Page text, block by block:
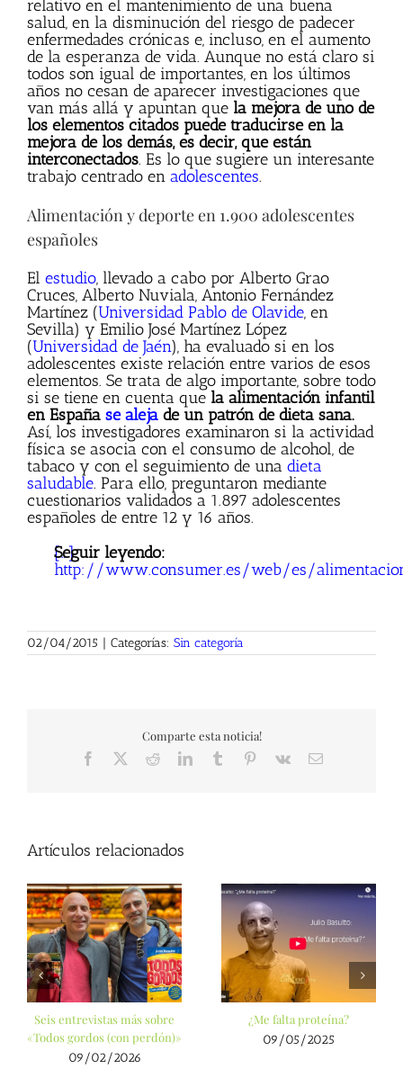
relativo en el mantenimiento de una buena
salud, en la disminución del riesgo de padecer
enfermedades crónicas e, incluso, en el aumento
de la esperanza de vida. Aunque no está claro si
todos son igual de importantes, en los últimos
años no cesan de aparecer investigaciones que
van más allá y apuntan que la mejora de uno de
los elementos citados puede traducirse en la
mejora de los demás, es decir, que están
interconectados. Es lo que sugiere un interesante
trabajo centrado en adolescentes.
Alimentación y deporte en 1.900 adolescentes
españoles
El estudio, llevado a cabo por Alberto Grao
Cruces, Alberto Nuviala, Antonio Fernández
Martínez (Universidad Pablo de Olavide, en
Sevilla) y Emilio José Martínez López
(Universidad de Jaén), ha evaluado si en los
adolescentes existe relación entre varios de esos
elementos. Se trata de algo importante, sobre todo
si se tiene en cuenta que la alimentación infantil
en España se aleja de un patrón de dieta sana.
Así, los investigadores examinaron si la actividad
física se asocia con el consumo de alcohol, de
tabaco y con el seguimiento de una dieta
saludable. Para ello, preguntaron mediante
cuestionarios validados a 1.897 adolescentes
españoles de entre 12 y 16 años.
[…]
Seguir leyendo:
http://www.consumer.es/web/es/
02/04/2015 | Categorías: Sin categoría
Comparte esta noticia!
Facebook RedditLinkedInTumblr Pinterest
Vk
Correo
Artículos relacionados
Seis entrevistas más sobre
«Todos gordos (con perdón)»
09/02/2026
¿Me falta proteína?
09/05/2025